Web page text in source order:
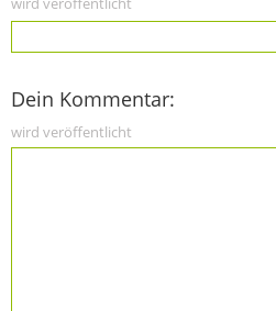
Dein Kommentar:
wird veröffentlicht